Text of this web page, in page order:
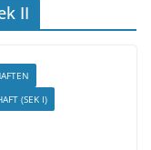
II
(SEK I)